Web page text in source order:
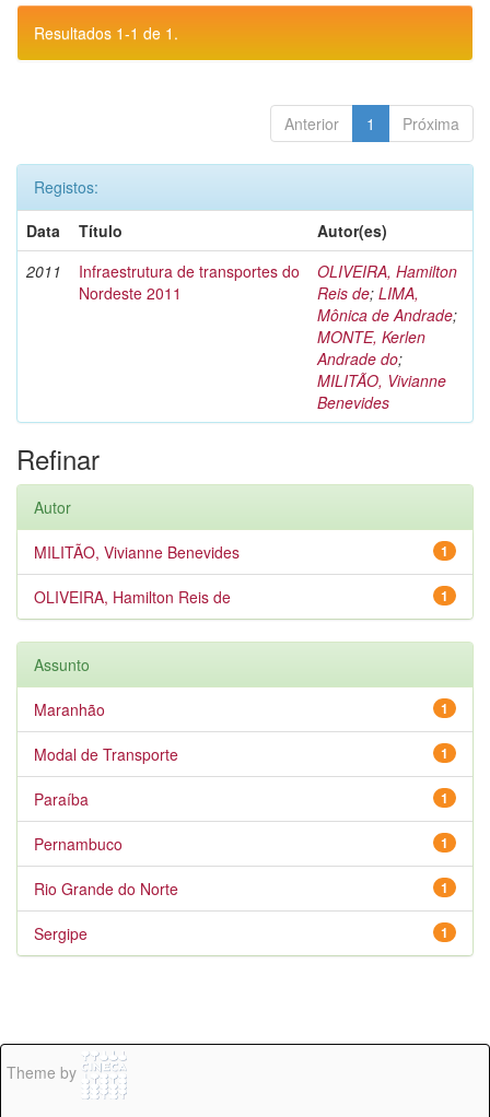
Resultados 1-1 de 1.
Anterior 1 Próxima
Registos:
Data
Título
Autor(es)
2011
Infraestrutura de transportes do
Nordeste 2011
OLIVEIRA, Hamilton
Reis de; LIMA,
Mônica de Andrade;
MONTE, Kerlen
Andrade do;
MILITÃO, Vivianne
Benevides
Refinar
Autor
1
MILITÃO, Vivianne Benevides
1
OLIVEIRA, Hamilton Reis de
Assunto
1
Maranhão
1
Modal de Transporte
1
Paraíba
1
Pernambuco
1
Rio Grande do Norte
1
Sergipe
Theme by